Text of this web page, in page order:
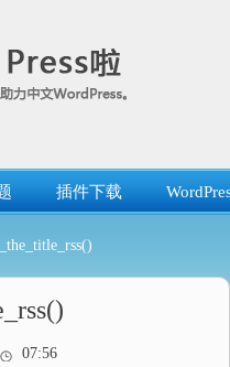
插件下载
07:56